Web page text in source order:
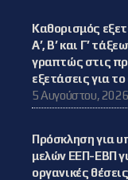
Καθορισμός
Α’, Β’ και Γ’
γραπτώς στις
εξετάσεις για
5 Αυγούστου,
Πρόσκληση για
μελών ΕΕΠ-ΕΒΠ
οργανικές